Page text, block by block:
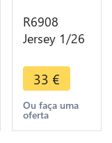
R6908
Jersey 1/26
Victoria
1870 ->
Make offer
33 €
Ou faça uma
oferta